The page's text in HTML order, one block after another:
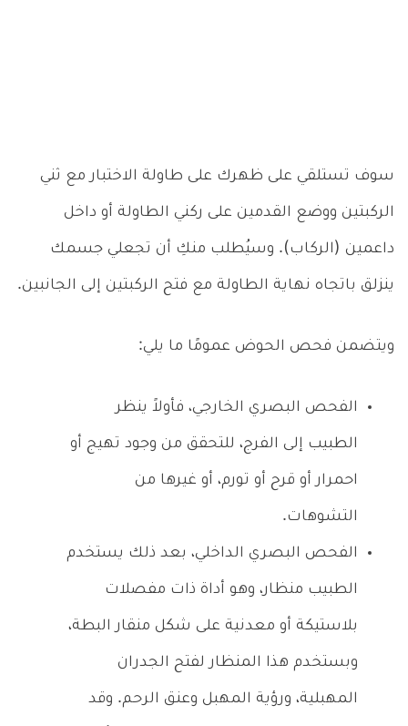
سوف تستلقي على ظهرك على طاولة الاختبار مع ثني
الركبتين ووضع القدمين على ركني الطاولة أو داخل
داعمين (الركاب). وسيُطلب منكِ أن تجعلي جسمك
ينزلق باتجاه نهاية الطاولة مع فتح الركبتين إلى الجانبين.
ويتضمن فحص الحوض عمومًا ما يلي:
الفحص البصري الخارجي، فأولاً ينظر
الطبيب إلى الفرج، للتحقق من وجود تهيج أو
احمرار أو قرح أو تورم، أو غيرها من
التشوهات.
الفحص البصري الداخلي، بعد ذلك يستخدم
الطبيب منظار، وهو أداة ذات مفصلات
بلاستيكة أو معدنية على شكل منقار البطة،
وبستخدم هذا المنظار لفتح الجدران
المهبلية، ورؤية المهبل وعنق الرحم. وقد